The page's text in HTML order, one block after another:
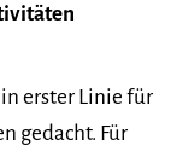
in erster Linie für
gedacht. Für